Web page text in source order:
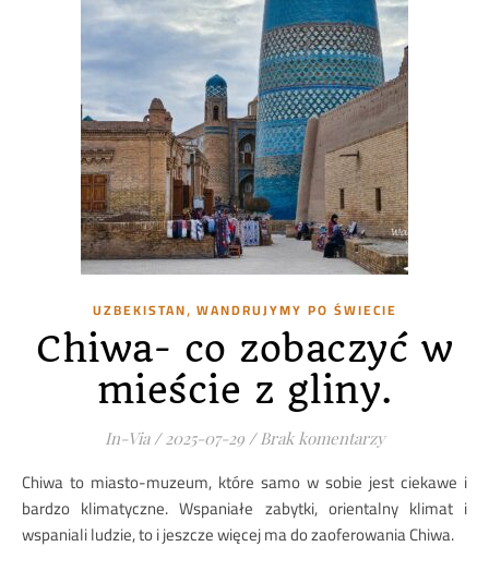
UZBEKISTAN, WANDRUJYMY PO ŚWIECIE
Chiwa- co zobaczyć w
mieście z gliny.
In-Via / 2025-07-29 / Brak komentarzy
Chiwa to miasto-muzeum, które samo w sobie jest ciekawe i
bardzo klimatyczne. Wspaniałe zabytki, orientalny klimat i
wspaniali ludzie, to i jeszcze więcej ma do zaoferowania Chiwa.